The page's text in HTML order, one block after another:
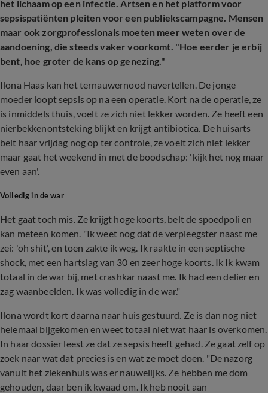
het lichaam op een infectie. Artsen en het platform voor
sepsispatiënten pleiten voor een publiekscampagne. Mensen
maar ook zorgprofessionals moeten meer weten over de
aandoening, die steeds vaker voorkomt. "Hoe eerder je erbij
bent, hoe groter de kans op genezing."
Ilona Haas kan het ternauwernood navertellen. De jonge
moeder loopt sepsis op na een operatie. Kort na de operatie, ze
is inmiddels thuis, voelt ze zich niet lekker worden. Ze heeft een
nierbekkenontsteking blijkt en krijgt antibiotica. De huisarts
belt haar vrijdag nog op ter controle, ze voelt zich niet lekker
maar gaat het weekend in met de boodschap: 'kijk het nog maar
even aan'.
Volledig in de war
Het gaat toch mis. Ze krijgt hoge koorts, belt de spoedpoli en
kan meteen komen. "Ik weet nog dat de verpleegster naast me
zei: 'oh shit', en toen zakte ik weg. Ik raakte in een septische
shock, met een hartslag van 30 en zeer hoge koorts. Ik Ik kwam
totaal in de war bij, met crashkar naast me. Ik had een delier en
zag waanbeelden. Ik was volledig in de war."
Ilona wordt kort daarna naar huis gestuurd. Ze is dan nog niet
helemaal bijgekomen en weet totaal niet wat haar is overkomen.
In haar dossier leest ze dat ze sepsis heeft gehad. Ze gaat zelf op
zoek naar wat dat precies is en wat ze moet doen. "De nazorg
vanuit het ziekenhuis was er nauwelijks. Ze hebben me dom
gehouden, daar ben ik kwaad om. Ik heb nooit aan